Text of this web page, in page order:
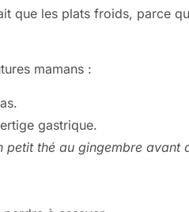
que les plats froids, parce
mamans :
gastrique.
petit thé au gingembre